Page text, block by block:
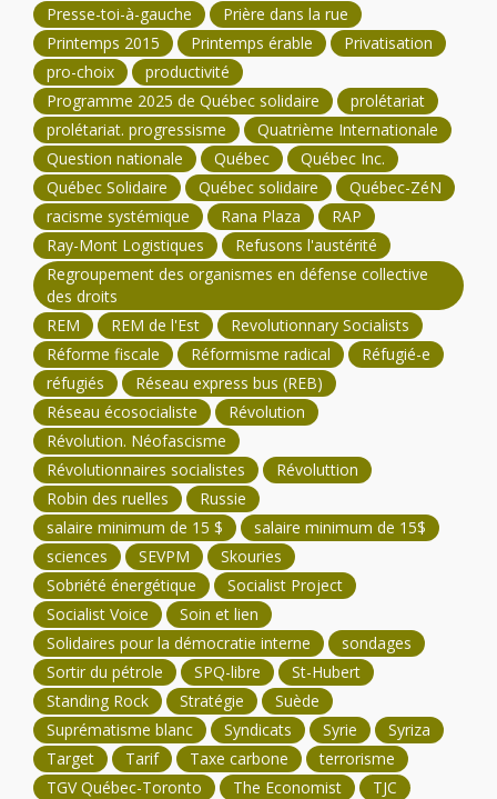
Presse-toi-à-gauche
Prière dans la rue
Printemps 2015
Printemps érable
Privatisation
pro-choix
productivité
Programme 2025 de Québec solidaire
prolétariat
prolétariat. progressisme
Quatrième Internationale
Question nationale
Québec
Québec Inc.
Québec Solidaire
Québec solidaire
Québec-ZéN
racisme systémique
Rana Plaza
RAP
Ray-Mont Logistiques
Refusons l'austérité
Regroupement des organismes en défense collective
des droits
REM
REM de l'Est
Revolutionnary Socialists
Réforme fiscale
Réformisme radical
Réfugié-e
réfugiés
Réseau express bus (REB)
Réseau écosocialiste
Révolution
Révolution. Néofascisme
Révolutionnaires socialistes
Révoluttion
Robin des ruelles
Russie
salaire minimum de 15 $
salaire minimum de 15$
sciences
SEVPM
Skouries
Sobriété énergétique
Socialist Project
Socialist Voice
Soin et lien
Solidaires pour la démocratie interne
sondages
Sortir du pétrole
SPQ-libre
St-Hubert
Standing Rock
Stratégie
Suède
Suprématisme blanc
Syndicats Syrie
Syriza
Target
Tarif Taxe carbone
terrorisme
TGV Québec-Toronto
The Economist
TJC